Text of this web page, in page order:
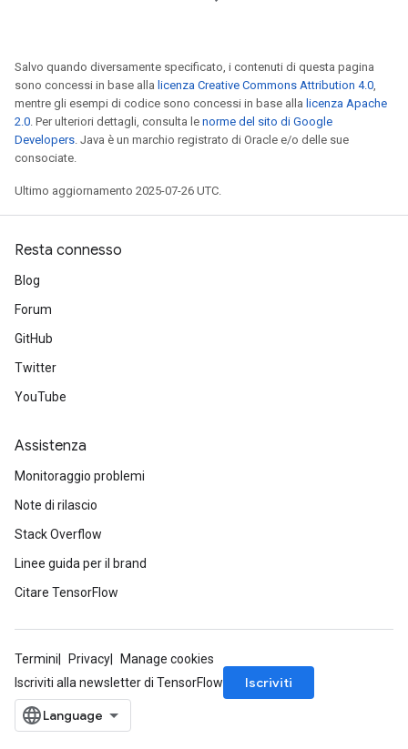
Salvo quando diversamente specificato, i contenuti di questa pagina
sono concessi in base alla licenza Creative Commons Attribution 4.0,
mentre gli esempi di codice sono concessi in base alla licenza Apache
2.0. Per ulteriori dettagli, consulta le norme del sito di Google
Developers. Java è un marchio registrato di Oracle e/o delle sue
consociate.
Ultimo aggiornamento 2025-07-26 UTC.
Resta connesso
Blog
Forum
GitHub
Twitter
YouTube
Assistenza
Monitoraggio problemi
Note di rilascio
Stack Overflow
Linee guida per il brand
Citare TensorFlow
Termini Privacy
Manage cookies
Iscriviti alla newsletter di TensorFlow
Iscriviti